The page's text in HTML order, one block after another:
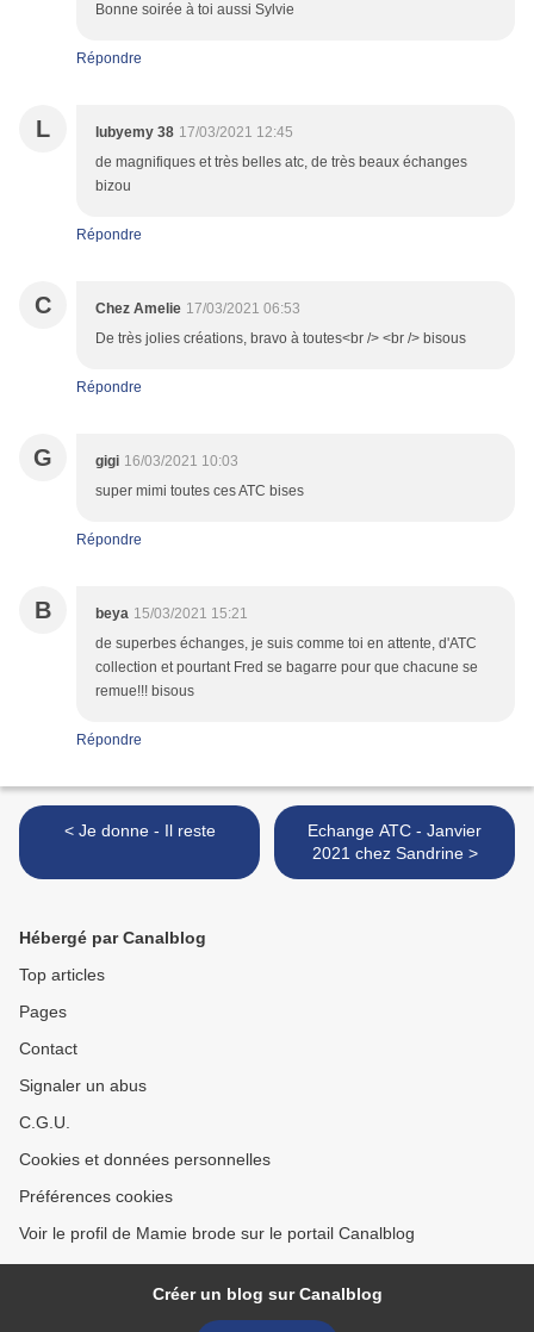
Bonne soirée à toi aussi Sylvie
Répondre
L lubyemy 38 17/03/2021 12:45
de magnifiques et très belles atc, de très beaux échanges
bizou
Répondre
C Chez Amelie 17/03/2021 06:53
De très jolies créations, bravo à toutes<br /> <br /> bisous
Répondre
G gigi 16/03/2021 10:03
super mimi toutes ces ATC bises
Répondre
B beya 15/03/2021 15:21
de superbes échanges, je suis comme toi en attente, d'ATC
collection et pourtant Fred se bagarre pour que chacune se
remue!!! bisous
Répondre
< Je donne - Il reste
Echange ATC - Janvier
2021 chez Sandrine >
Hébergé par Canalblog
Top articles
Pages
Contact
Signaler un abus
C.G.U.
Cookies et données personnelles
Préférences cookies
Voir le profil de Mamie brode sur le portail Canalblog
Créer un blog sur Canalblog